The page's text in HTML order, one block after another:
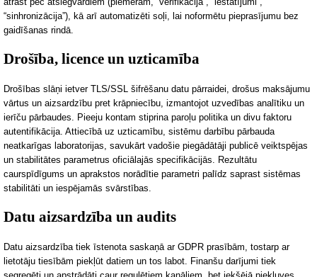
“sinhronizācija”), kā arī automatizēti soļi, lai noformētu pieprasījumu bez
gaidīšanas rindā.
Drošība, licence un uzticamība
Drošības slāņi ietver TL S/SSL šifrēšanu datu pārraidei, drošus maksājumu
vārtus un aizsardzību pret krāpniecību, izmantojot uzvedības analītiku un
ierīču pārbaudes. Pieeju kontam stiprina paroļu politika un divu faktoru
autentifikācija. Attiecībā uz uzticamību, sistēmu darbību pārbauda
neatkarīgas laboratorijas, savukārt vadošie piegādātāji publicē veiktspējas
un stabilitātes parametrus oficiālajās specifikācijās. Rezultātu
caurspīdīgums un aprakstos norādītie parametri palīdz saprast sistēmas
stabilitāti un iespējamās svārstības.
Datu aizsardzība un audits
Datu aizsardzība tiek īstenota saskaņā ar GDPR prasībām, tostarp ar
lietotāju tiesībām piekļūt datiem un tos labot. Finanšu darījumi tiek